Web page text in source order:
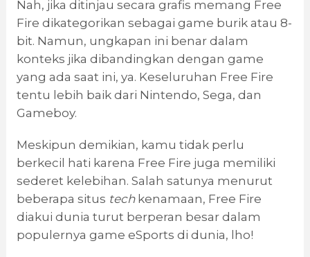
Nah, jika ditinjau secara grafis memang Free
Fire dikategorikan sebagai game burik atau 8-
bit. Namun, ungkapan ini benar dalam
konteks jika dibandingkan dengan game
yang ada saat ini, ya. Keseluruhan Free Fire
tentu lebih baik dari Nintendo, Sega, dan
Gameboy.
Meskipun demikian, kamu tidak perlu
berkecil hati karena Free Fire juga memiliki
sederet kelebihan. Salah satunya menurut
beberapa situs techkenamaan, Free Fire
diakui dunia turut berperan besar dalam
populernya game eSports di dunia, lho!